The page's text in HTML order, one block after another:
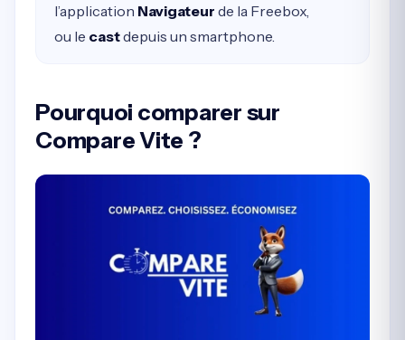
l’application Navigateur de la Freebox,
ou le castdepuis un smartphone.
Pourquoi comparer sur
Compare Vite ?